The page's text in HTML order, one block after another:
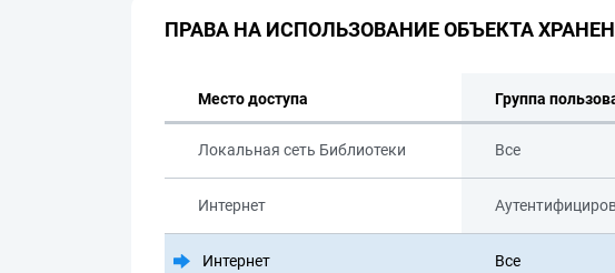
ПРАВА НА ИСПОЛЬЗОВАНИЕ ОБЪЕКТА
Место доступа Группа
Локальная сеть Библиотеки Все
Интернет
Интернет Все